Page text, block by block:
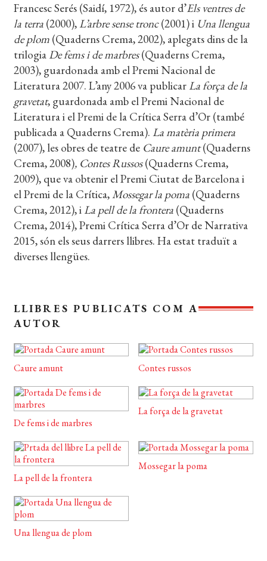
Francesc Serés (Saidí, 1972), és autor d’Els ventres de
la terra(2000),L’arbre sense tronc(2001) i Una llengua
de plom(Quaderns Crema, 2002), aplegats dins de la
trilogiaDe fems i de marbres(Quaderns Crema,
2003), guardonada amb el Premi Nacional de
Literatura 2007. L’any 2006 va publicarLa força de la
gravetat, guardonada amb el Premi Nacional de
Literatura i el Premi de la Crítica Serra d’Or (també
publicada a Quaderns Crema). La matèria primera
(2007), les obres de teatre de Caure amunt(Quaderns
Crema, 2008), Contes Russos(Quaderns Crema,
2009), que va obtenir el Premi Ciutat de Barcelona i
el Premi de la Crítica,Mossegar la poma(Quaderns
Crema, 2012), iLa pell de la frontera (Quaderns
Crema, 2014), Premi Crítica Serra d’Or de Narrativa
2015, són els seus darrers llibres. Ha estat traduït a
diverses llengües.
LLIBRES PUBLICATS COM A
AUTOR
Caure amunt Contes russos
De fems i de marbres
La força de la gravetat
La pell de la frontera
Mossegar la poma
Una llengua de plom